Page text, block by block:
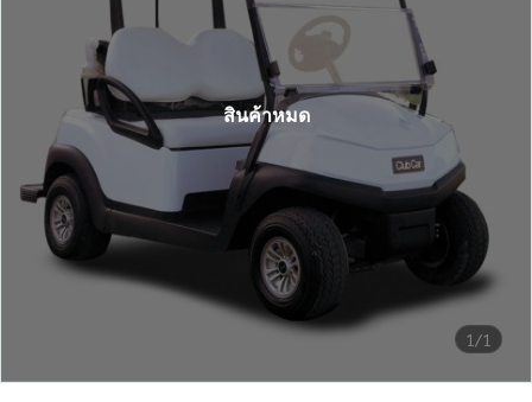
1/1
สินค้าหมด